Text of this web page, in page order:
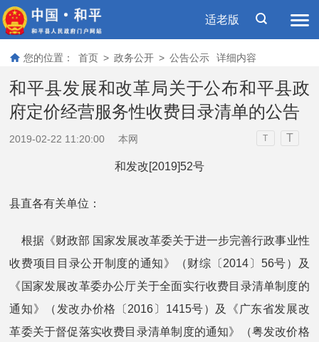
适老版
您的位置： 首页 > 政务公开 > 公告公示 详细内容
和平县发展和改革局关于公布和平县政
府定价经营服务性收费目录清单的公告
2019-02-22 11:20:00 本网 T T
和发改[2019]52号
县直各有关单位：
根据《财政部 国家发展改革委关于进一步完善行政事业性
收费项目目录公开制度的通知》（财综〔2014〕56号）及
《国家发展改革委办公厅关于全面实行收费目录清单制度的
通知》（发改办价格〔2016〕1415号）及《广东省发展改
革委关于督促落实收费目录清单制度的通知》（粤发改价格